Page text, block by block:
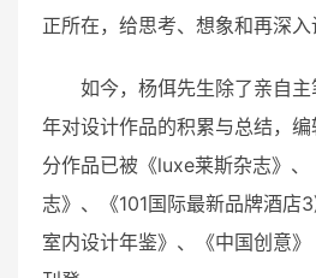
正所在，给思考、想象和再深入
如今，杨佴先生除了亲自
年对设计作品的积累与总结，
分作品已被《luxe莱斯杂志》
志》、《101国际最新品牌酒店
室内设计年鉴》、《中国创意